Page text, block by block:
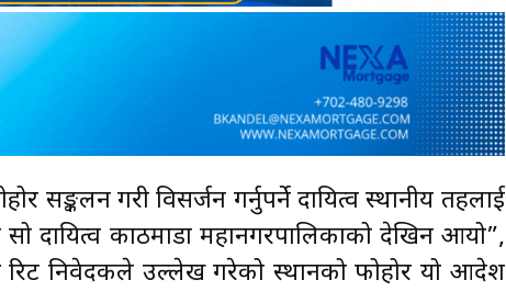
सङ्कलन गरी विसर्जन गर्नुपर्ने दायित्व स्थानीय तहलाई
दायित्व काठमाडौँ महानगरपालिकाको देखिन आयो”,
निवेदकले उल्लेख गरेको स्थानको फोहोर यो आदेश